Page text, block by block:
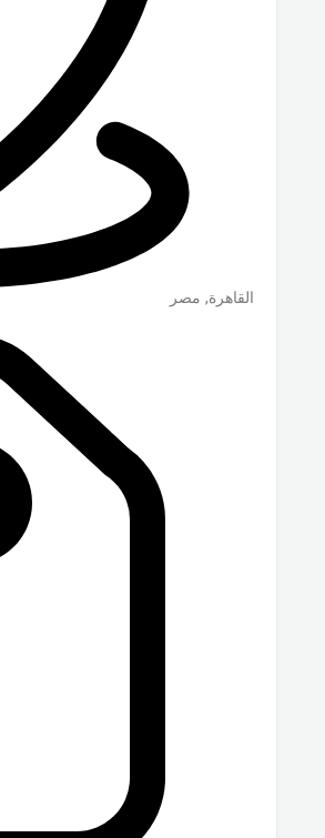
القاهرة, مصر